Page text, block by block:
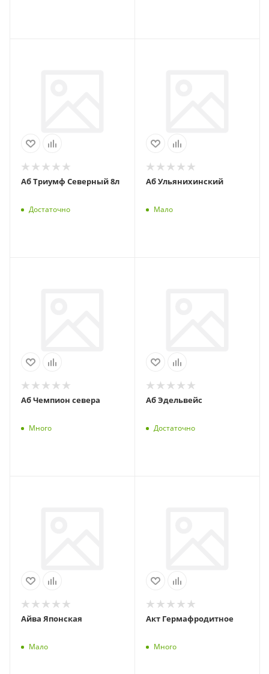
Аб Триумф Северный 8л
Достаточно
Аб Ульянихинский
Мало
Аб Чемпион севера
Много
Аб Эдельвейс
Достаточно
Айва Японская
Мало
Акт Гермафродитное
Много